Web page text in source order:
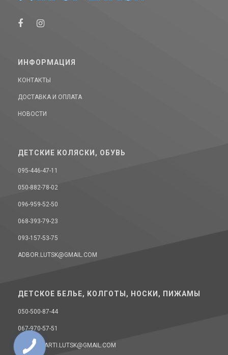
ИНФОРМАЦИЯ
КОНТАКТЫ
ДОСТАВКА И ОПЛАТА
НОВОСТИ
ДЕТСКИЕ КОЛЯСКИ, ОБУВЬ
095-446-47-11
050-882-78-02
096-959-52-50
068-393-79-23
093-157-53-75
ADBOR.LUTSK@GMAIL.COM
ДЕТСКОЕ БЕЛЬЕ, КОЛГОТЫ, НОСКИ, ПИЖАМЫ
050-500-87-44
067-970-57-51
DONELLAARTI.LUTSK@GMAIL.COM